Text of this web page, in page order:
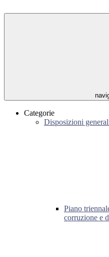
Categorie
Disposizioni
Piano
corruzione e